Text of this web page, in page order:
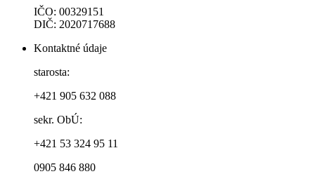
IČO: 00329151
DIČ: 2020717688
Kontaktné údaje
starosta:
+421 905 632 088
sekr. ObÚ:
+421 53 324 95 11
0905 846 880